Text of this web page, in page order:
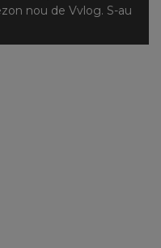
nou de Vvlog. S-au